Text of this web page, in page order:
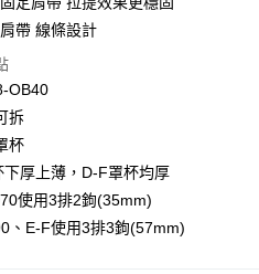
先享後付」結帳流程】
帳方式選擇「AFTEE先享後付」後，將跳
頁面，進行簡訊認證並確認金額後，即可完
成立數日內，您將收到繳費通知簡訊。
繳費通知簡訊後14天內，點擊此簡訊中的
網路銀行／等多元方式進行付款，方視為交
：結帳手續完成當下不需立刻繳費，但若
品的店家。未經商家同意取消之訂單仍視
繳納相關費用。
成功／繳費後需取消欲退款等相關疑問，
付款-以PackAge+配客嘉循環箱包裝
，滿NT$1,000(含以上)免運費
家取貨-以PackAge+配客嘉循環箱包
，滿NT$1,000(含以上)免運費
貨付款
，滿NT$1,000(含以上)免運費
爾富取貨
帶 線條設計
OB40
拆
杯
下厚上薄，D-F罩杯均厚
使用3排2鉤(35mm)
、E-F使用3排3鉤(57mm)